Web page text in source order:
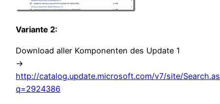
Variante 2:
Download aller Komponenten des Update 1
->
http://catalog.update.microsoft.com/v7/site/
q=2924386